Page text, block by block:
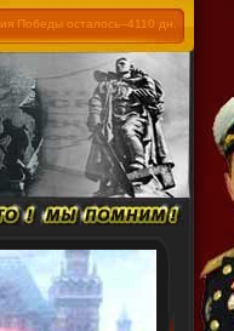
Победы осталось--4110 дн.